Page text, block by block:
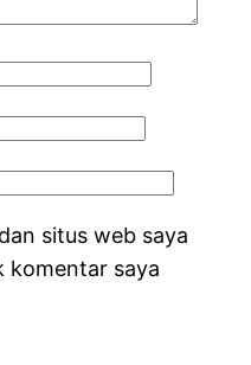
situs web saya
komentar saya